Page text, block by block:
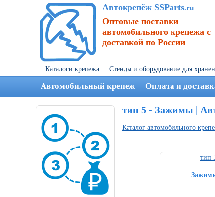
Автокрепёж SSParts.ru
Оптовые поставки
автомобильного крепежа с
доставкой по России
Каталоги крепежа Стенды и оборудование для
Автомобильный крепеж Оплата и
тип 5 - Зажимы |
Каталог автомобильного
тип